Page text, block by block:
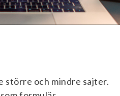
större och mindre sajter.